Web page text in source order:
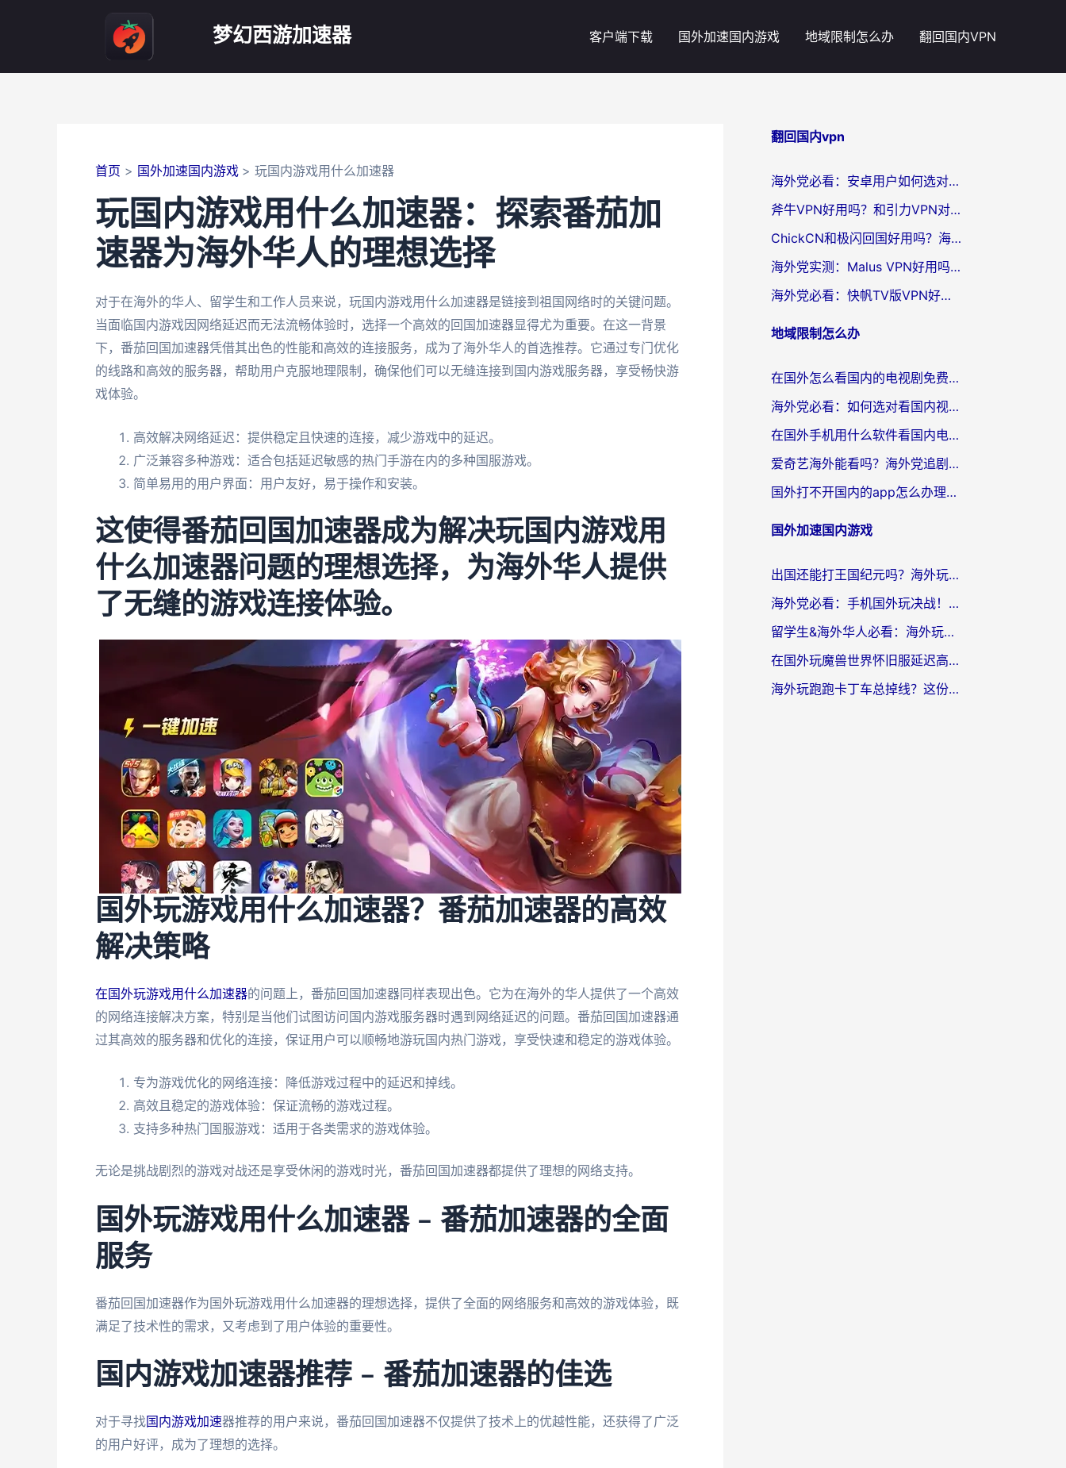
梦幻西游加速器 客户端下载 国外加速国内游戏 地域限制怎么办 翻回国内VPN
首页 国外加速国内游戏 玩国内游戏用什么加速器
玩国内游戏用什么加速器：探索番茄加
速器为海外华人的理想选择
对于在海外的华人、留学生和工作人员来说，玩国内游戏用什么加速器是链接到祖国网络时的关键问题。
当面临国内游戏因网络延迟而无法流畅体验时，选择一个高效的回国加速器显得尤为重要。在这一背景
下，番茄回国加速器凭借其出色的性能和高效的连接服务，成为了海外华人的首选推荐。它通过专门优化
的线路和高效的服务器，帮助用户克服地理限制，确保他们可以无缝连接到国内游戏服务器，享受畅快游
戏体验。
高效解决网络延迟：提供稳定且快速的连接，减少游戏中的延迟。
广泛兼容多种游戏：适合包括延迟敏感的热门手游在内的多种国服游戏。
简单易用的用户界面：用户友好，易于操作和安装。
这使得番茄回国加速器成为解决玩国内游戏用
什么加速器问题的理想选择，为海外华人提供
了无缝的游戏连接体验。
国外玩游戏用什么加速器？番茄加速器的高效
解决策略
在国外玩游戏用什么加速器的问题上，番茄回国加速器同样表现出色。它为在海外的华人提供了一个高效
的网络连接解决方案，特别是当他们试图访问国内游戏服务器时遇到网络延迟的问题。番茄回国加速器通
过其高效的服务器和优化的连接，保证用户可以顺畅地游玩国内热门游戏，享受快速和稳定的游戏体验。
专为游戏优化的网络连接：降低游戏过程中的延迟和掉线。
高效且稳定的游戏体验：保证流畅的游戏过程。
支持多种热门国服游戏：适用于各类需求的游戏体验。
无论是挑战剧烈的游戏对战还是享受休闲的游戏时光，番茄回国加速器都提供了理想的网络支持。
国外玩游戏用什么加速器 – 番茄加速器的全面
服务
番茄回国加速器作为国外玩游戏用什么加速器的理想选择，提供了全面的网络服务和高效的游戏体验，既
满足了技术性的需求，又考虑到了用户体验的重要性。
国内游戏加速器推荐 – 番茄加速器的佳选
对于寻找国内游戏加速器推荐的用户来说，番茄回国加速器不仅提供了技术上的优越性能，还获得了广泛
的用户好评，成为了理想的选择。
翻回国内vpn
海外党必看：安卓用户如何选对回国VPN？从踩坑到无缝访问的全攻略
斧牛VPN好用吗？和引力VPN对比哪个回国效果更好？海外党亲测3款加速器+避坑指南
ChickCN和极闪回国好用吗？海外党亲测3款加速器，教你选对不踩坑
海外党实测：Malus VPN好用吗？和回国VPN对比哪个回国效果更好？附真实体验与加速器推荐
海外党必看：快帆TV版VPN好用吗？和豌豆IP VPN对比哪个回国效果更好？附真实体验与选择指南
地域限制怎么办
在国外怎么看国内的电视剧免费？留学生亲测有效的回国加速器选择指南
海外党必看：如何选对看国内视频VPN，轻松解决12123登录难题？
在国外手机用什么软件看国内电视剧？海外党亲测的实用指南
爱奇艺海外能看吗？海外党追剧看电影的终极回国加速器指南
国外打不开国内的app怎么办理？3步选对加速器，刷剧办业务都不愁
国外加速国内游戏
出国还能打王国纪元吗？海外玩家国服游戏畅玩终极指南
海外党必看：手机国外玩决战！平安京加速器推荐——解决延迟卡顿的终极方案
留学生&海外华人必看：海外玩原神不卡顿的秘密——原神加速器选择与使用全攻略
在国外玩魔兽世界怀旧服延迟高怎么办？老玩家亲测有效的加速器选择指南
海外玩跑跑卡丁车总掉线？这份境外加速指南帮你零延迟漂移！